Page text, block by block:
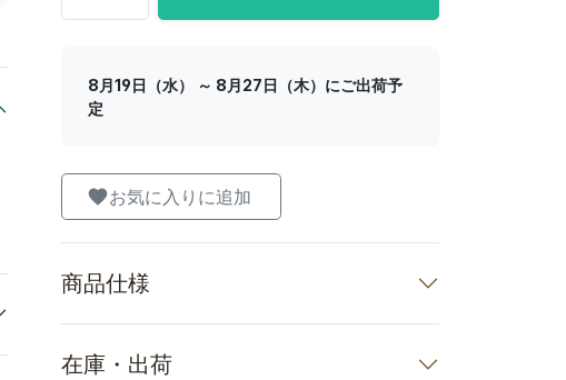
8月19日（水） ～ 8月27日（木）にご出荷予
定
お気に入りに追加
商品仕様
在庫・出荷